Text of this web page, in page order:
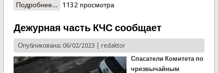
Подробнее... о В структурных подразделениях КЧС
Вооруженных сил РТ
1132 просмотра
Дежурная часть КЧС сообщает
Опубликована: 06/02/2023 | redaktor
Спасатели Комитета по
чрезвычайным